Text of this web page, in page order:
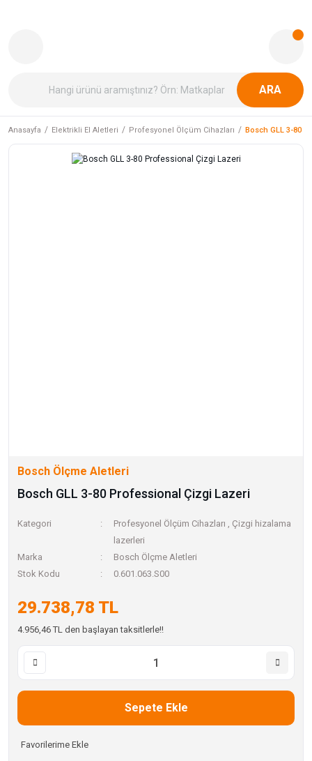
ARA
Anasayfa Elektrikli El Aletleri Profesyonel Ölçüm Cihazları Bosch GLL 3-80
Bosch Ölçme Aletleri
Bosch GLL 3-80 Professional Çizgi Lazeri
Kategori Profesyonel Ölçüm Cihazları , Çizgi hizalama
lazerleri
Marka
Bosch Ölçme Aletleri
Stok Kodu
0.601.063.S00
29.738,78 TL
4.956,46 TL den başlayan taksitlerle!!
Sepete Ekle